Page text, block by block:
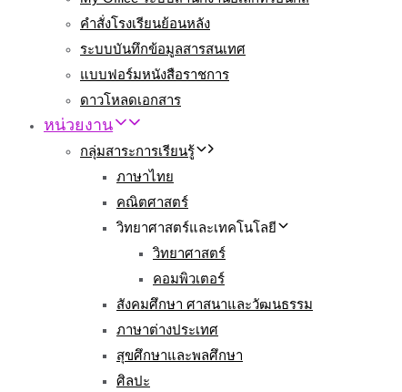
คำสั่งโรงเรียนย้อนหลัง
ระบบบันทึกข้อมูลสารสนเทศ
แบบฟอร์มหนังสือราชการ
ดาวโหลดเอกสาร
หน่วยงาน
กลุ่มสาระการเรียนรู้
ภาษาไทย
คณิตศาสตร์
วิทยาศาสตร์และเทคโนโลยี
วิทยาศาสตร์
คอมพิวเตอร์
สังคมศึกษา ศาสนาและวัฒนธรรม
ภาษาต่างประเทศ
สุขศึกษาและพลศึกษา
ศิลปะ